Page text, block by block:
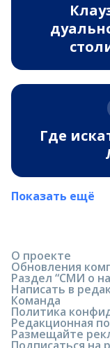
Где
Показать ещё
О проекте
Обновления
Раздел “СМИ о
Написать в
Команда
Политика
Редакционная
Размещайте